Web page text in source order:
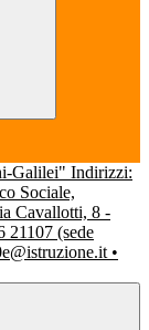
Indirizzi:
Sociale,
Cavallotti, 8 -
21107 (sede
•